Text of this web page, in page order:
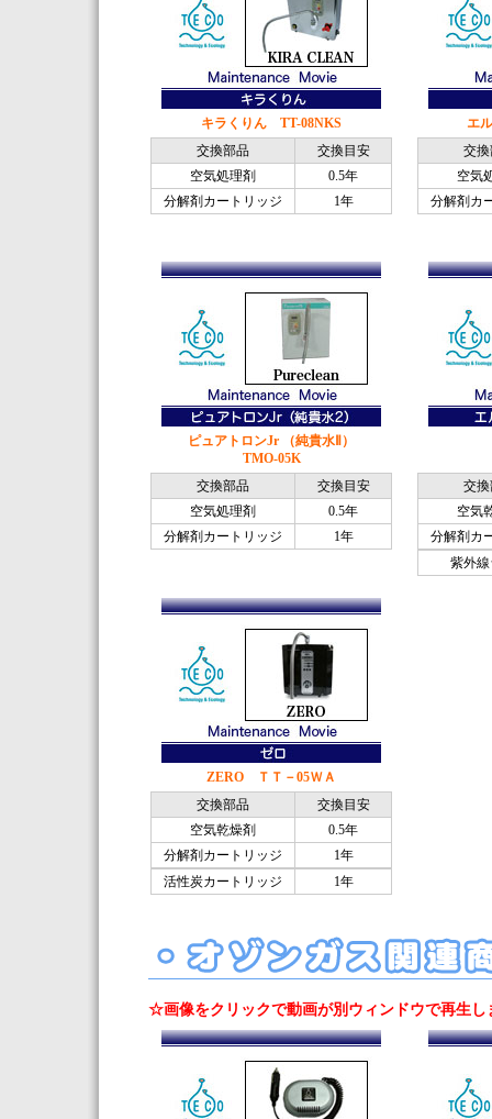
キラくりん TT-08NKS
交換部品
交換目安
空気処理剤
0.5年
分解剤カートリッジ
1年
エ
交
空気
分解剤カ
ピュアトロンJr （純貴水Ⅱ）
TMO-05K
交換部品
交換目安
空気処理剤
0.5年
分解剤カートリッジ
1年
交
空気
分解剤カ
紫外
ZERO ＴＴ－05ＷＡ
交換部品
交換目安
空気乾燥剤
0.5年
分解剤カートリッジ
1年
活性炭カートリッジ
1年
☆画像をクリックで動画が別ウィンドウで再生し